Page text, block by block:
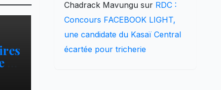
:
Chadrack Mavungusur RDC :
Concours FACEBOOK LIGHT,
une candidate du Kasaï Central
écartée pour tricherie